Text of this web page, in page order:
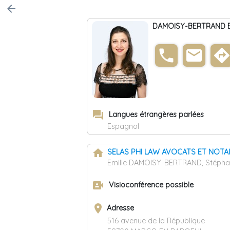
arrow_back
DAMOISY-BERTRAND
phone email directions
forum
Langues étrangères parlées
Espagnol
home SELAS PHI LAW AVOCATS ET
Emilie DAMOISY-BERTRAND,
video_camera_front Visioconférence possible
place Adresse
516 avenue de la République